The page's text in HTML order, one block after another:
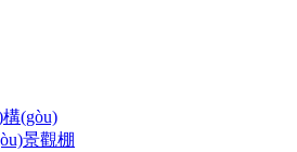
(gòu)
景觀棚